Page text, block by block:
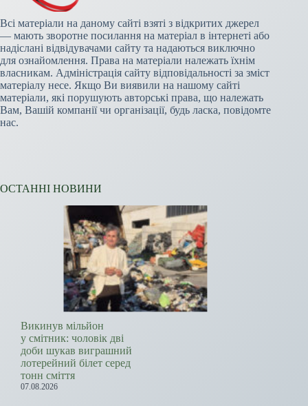
Всі матеріали на даному сайті взяті з відкритих джерел
— мають зворотне посилання на матеріал в інтернеті або
надіслані відвідувачами сайту та надаються виключно
для ознайомлення. Права на матеріали належать їхнім
власникам. Адміністрація сайту відповідальності за зміст
матеріалу несе. Якщо Ви виявили на нашому сайті
матеріали, які порушують авторські права, що належать
Вам, Вашій компанії чи організації, будь ласка, повідомте
нас.
ОСТАННІ НОВИНИ
Викинув мільйон
у смітник: чоловік дві
доби шукав виграшний
лотерейний білет серед
тонн сміття
07.08.2026